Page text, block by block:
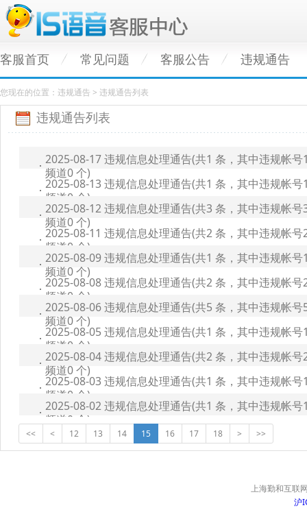
客服首页 常见问题 客服公告 违规通告
您现在的位置：违规通告 > 违规通告列表
违规通告列表
2025-08-17 违规信息处理通告(共1 条，其中违规帐号
频道0 个)
2025-08-13 违规信息处理通告(共1 条，其中违规帐号
频道0 个)
2025-08-12 违规信息处理通告(共3 条，其中违规帐号
频道0 个)
2025-08-11 违规信息处理通告(共2 条，其中违规帐号
频道0 个)
2025-08-09 违规信息处理通告(共1 条，其中违规帐号
频道0 个)
2025-08-08 违规信息处理通告(共2 条，其中违规帐号
频道0 个)
2025-08-06 违规信息处理通告(共5 条，其中违规帐号
频道0 个)
2025-08-05 违规信息处理通告(共1 条，其中违规帐号
频道0 个)
2025-08-04 违规信息处理通告(共2 条，其中违规帐号
频道0 个)
2025-08-03 违规信息处理通告(共1 条，其中违规帐号
频道0 个)
2025-08-02 违规信息处理通告(共1 条，其中违规帐号
频道0 个)
<< < 12 13 14 15 16 17 18 > >>
上海勤和互联
沪